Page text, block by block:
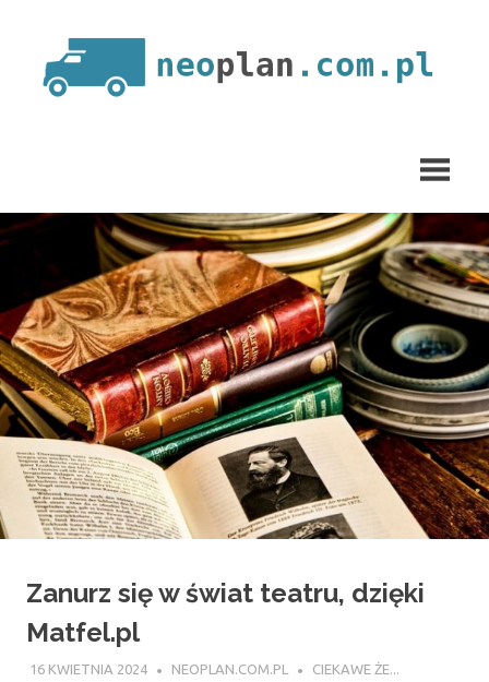
content
Zanurz się w świat teatru, dzięki
Matfel.pl
16 KWIETNIA 2024 NEOPLAN.COM.PL CIEKAWE ŻE...